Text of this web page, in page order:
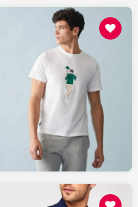
LESLIPFRANCAIS.fr